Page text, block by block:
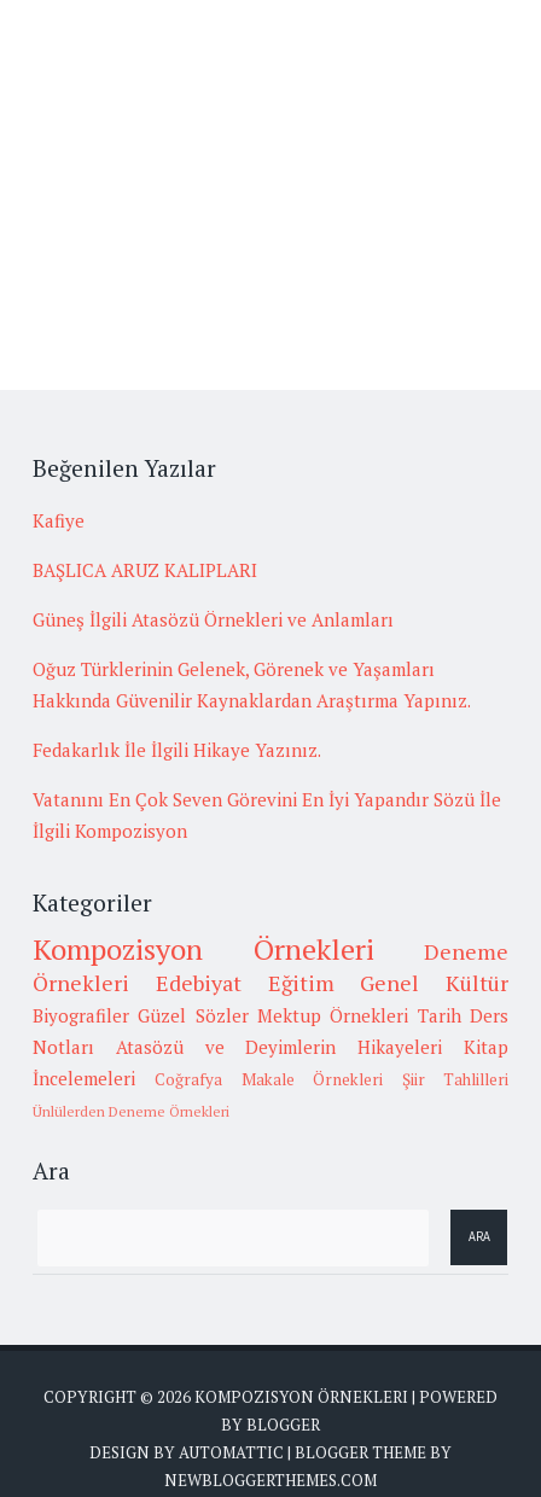
Beğenilen Yazılar
Kafiye
BAŞLICA ARUZ KALIPLARI
Güneş İlgili Atasözü Örnekleri ve Anlamları
Oğuz Türklerinin Gelenek, Görenek ve Yaşamları
Hakkında Güvenilir Kaynaklardan Araştırma Yapınız.
Fedakarlık İle İlgili Hikaye Yazınız.
Vatanını En Çok Seven Görevini En İyi Yapandır Sözü İle
İlgili Kompozisyon
Kategoriler
Kompozisyon Örnekleri
Deneme
Örnekleri
Edebiyat Eğitim Genel Kültür
Biyografiler Güzel Sözler Mektup Örnekleri Tarih Ders
Notları
Atasözü ve Deyimlerin Hikayeleri
Kitap
İncelemeleri
Coğrafya Makale Örnekleri Şiir Tahlilleri
Ünlülerden Deneme Örnekleri
Ara
COPYRIGHT © 2026KOMPOZISYON ÖRNEKLERI | POWERED
BYBLOGGER
DESIGN BYAUTOMATTIC | BLOGGER THEME BY
NEWBLOGGERTHEMES.COM